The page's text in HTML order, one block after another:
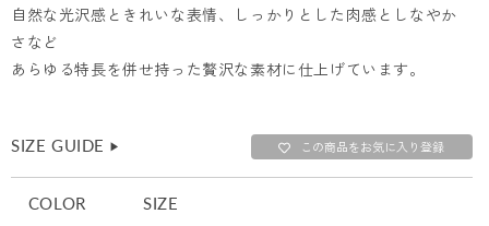
自然な光沢感ときれいな表情、しっかりとした肉感としなやか
さなど
あらゆる特長を併せ持った贅沢な素材に仕上げています。
SIZE GUIDE ▶︎ この商品をお気に入り登録
COLOR SIZE